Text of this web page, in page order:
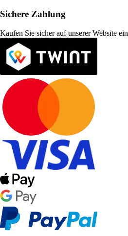
Sichere Zahlung
Kaufen Sie sicher auf unserer Website ein